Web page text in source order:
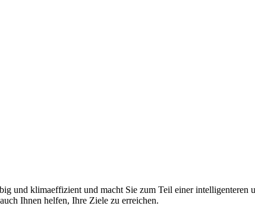
und klimaeffizient und macht Sie zum Teil einer intelligenteren
Ihnen helfen, Ihre Ziele zu erreichen.